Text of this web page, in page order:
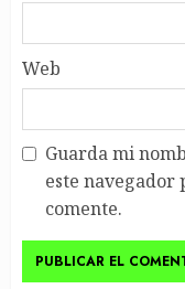
Web
Guarda mi
este navegador
comente.